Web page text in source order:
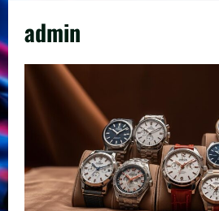
admin